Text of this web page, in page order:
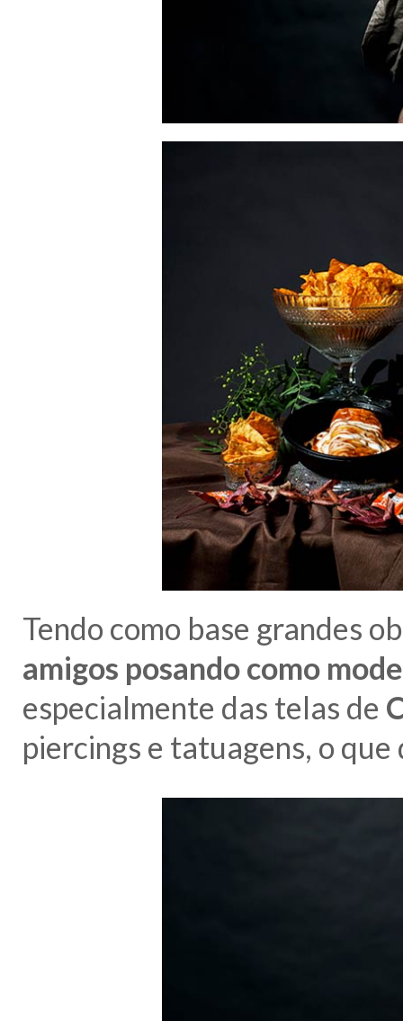
Tendo como base grandes
amigos posando como
especialmente das telas de
piercings e tatuagens, o